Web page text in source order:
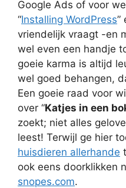
Google Ads of voor
“Installing WordPress”
vriendelijk vraagt -en
wel even een handje
goeie karma is altijd
wel goed behangen,
Een goeie raad voor
over “Katjes in een
zoekt; niet alles
leest! Terwijl ge hier
huisdieren allerhande
ook eens doorklikken
snopes.com.